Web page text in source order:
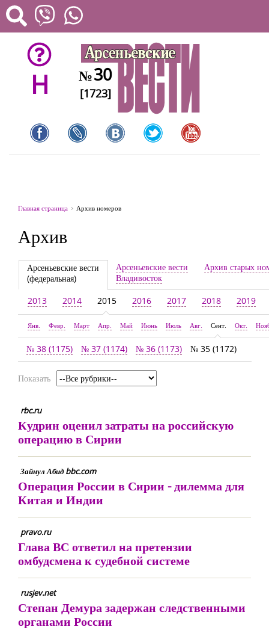
H №30
[1723]
Главная страница Архив номеров
Архив
Арсеньевские вести
(федеральная)
Арсеньевские вести
Владивосток
Архив старых
2013 2014 2015 2016 2017 2018 2019
Янв. Февр. Март Апр. Май Июнь Июль Авг. Сент. Окт.
№ 38 (1175) № 37 (1174) № 36 (1173) № 35 (1172)
Показать
rbc.ru
Кудрин оценил затраты на российскую
операцию в Сирии
Зайнул Абид bbc.com
Операция России в Сирии - дилемма для
Китая и Индии
pravo.ru
Глава ВС ответил на претензии
омбудсмена к судебной системе
rusjev.net
Степан Демура задержан следственными
органами России